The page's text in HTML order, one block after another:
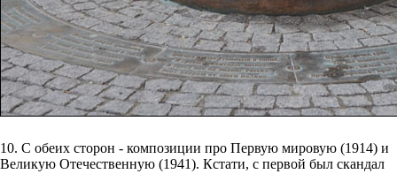
10. С обеих сторон - композиции про Первую мировую (1914) и
Великую Отечественную (1941). Кстати, с первой был скандал